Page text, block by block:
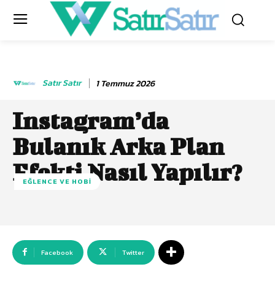
Satır Satır 1 Temmuz 2026
Instagram’da
Bulanık Arka Plan
Efekti Nasıl Yapılır?
EĞLENCE VE HOBI
Facebook Twitter